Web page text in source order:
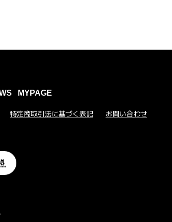
MYPAGE
特定商取引法に基づく表記 お問い合わせ